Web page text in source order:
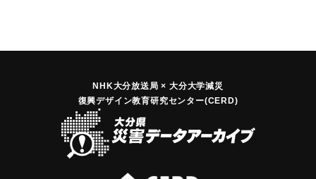
NHK大分放送局 × 大分大学減災
復興デザイン教育研究センター(CERD)